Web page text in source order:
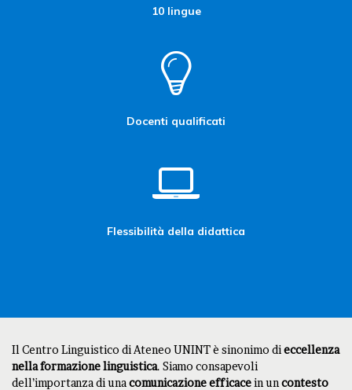
10 lingue
Docenti qualificati
Flessibilità della didattica
Il Centro Linguistico di Ateneo UNINT è sinonimo dieccellenza
nella formazione linguistica. Siamo consapevoli
dell’importanza di unacomunicazione efficacein uncontesto